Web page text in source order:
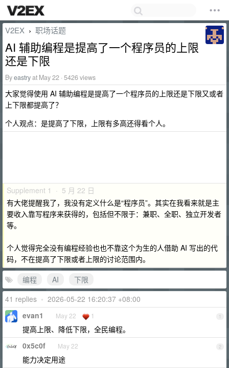
V2EX › 职场话题
AI 辅助编程是提高了一个程序员的上限
还是下限
Byeastryat May 22 · 5426 views
大家觉得使用 AI 辅助编程是提高了一个程序员的上限还是下限又或者
上下限都提高了？
个人观点：是提高了下限，上限有多高还得看个人。
Supplement 1 · 5 月 22 日
有大佬提醒我了，我没有定义什么是“程序员”。其实在我看来就是主
要收入靠写程序来获得的，包括但不限于：兼职、全职、独立开发者
等。
个人觉得完全没有编程经验也也不靠这个为生的人借助 AI 写出的代
码，不在提高了下限或者上限的讨论范围内。
编程
AI
下限
41 replies • 2026-05-22 16:20:37 +08:00
1
evan1 May 22 1
提高上限、降低下限，全民编程。
2
0x5c0f May 22
能力决定用途